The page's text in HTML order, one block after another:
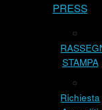
PRESS
STAMPA
Richiesta